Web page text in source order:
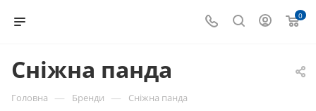
0
Сніжна панда
Головна — Бренди — Сніжна панда